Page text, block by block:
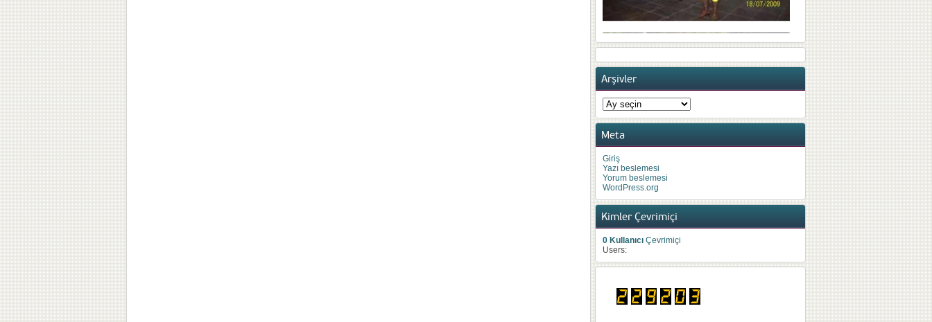
Arşivler
Arşivler
Meta
Giriş
Yazı beslemesi
Yorum beslemesi
WordPress.org
Kimler Çevrimiçi
0 Kullanıcı Çevrimiçi
Users: